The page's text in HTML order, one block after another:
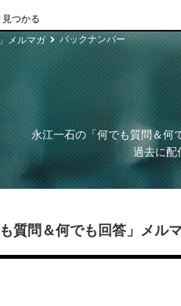
つかる
メルマガ バックナンバー
永江一石の「何でも質問＆何
過去に配
質問＆何でも回答」メル